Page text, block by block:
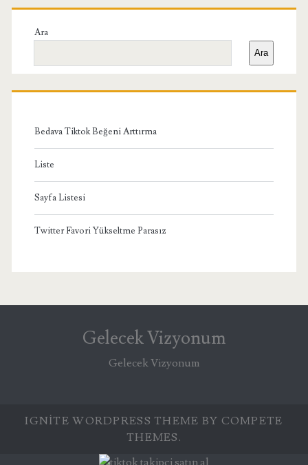
Yan
Menü
Ara
Ara
Bedava Tiktok Beğeni Arttırma
Liste
Sayfa Listesi
Twitter Favori Yükseltme Parasız
Gelecek Vizyonum
Gelecek Vizyonum
IGNITE WORDPRESS THEME BY COMPETE
THEMES.